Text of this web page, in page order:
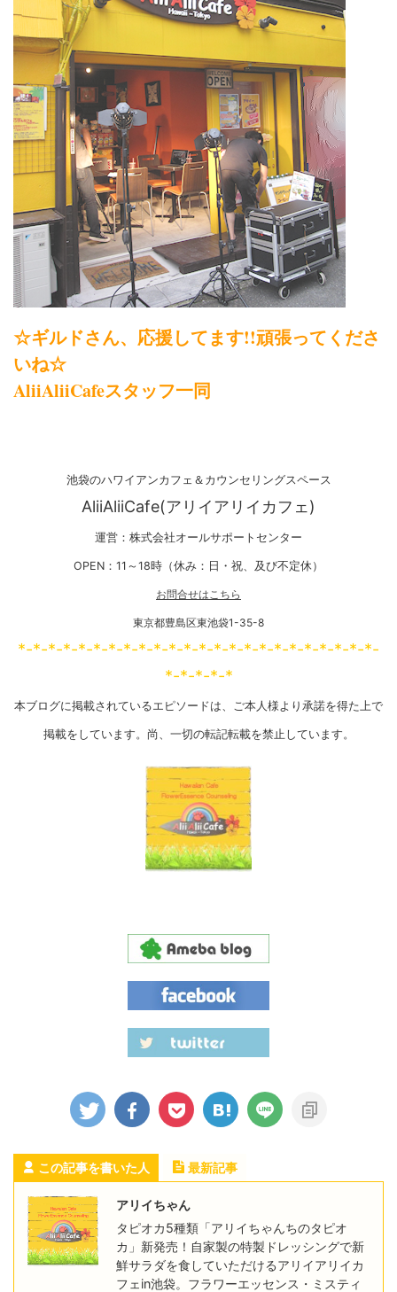
☆ギルドさん、応援してます!!頑張ってくださ
いね☆
AliiAliiCafeスタッフ一同
池袋のハワイアンカフェ＆カウンセリングスペース
AliiAliiCafe(アリイアリイカフェ)
運営：株式会社オールサポートセンター
OPEN：11～18時（休み：日・祝、及び不定休）
お問合せはこちら
東京都豊島区東池袋1-35-8
*-*-*-*-*-*-*-*-*-*-*-*-*-*-*-*-*-*-*-*-*-*-*-*-
*-*-*-*-*
本ブログに掲載されているエピソードは、ご本人様より承諾を得た上で
掲載をしています。尚、一切の転記転載を禁止しています。
この記事を書いた人 最新記事
アリイちゃん
タピオカ5種類「アリイちゃんちのタピオ
カ」新発売！自家製の特製ドレッシングで新
鮮サラダを食していただけるアリイアリイカ
フェin池袋。フラワーエッセンス・ミスティ